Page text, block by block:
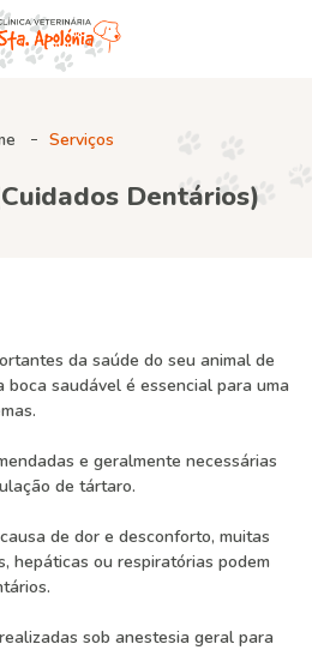
Serviços
Dentários)
da saúde do seu animal de
boca saudável é essencial para uma
e geralmente necessárias
de tártaro.
de dor e desconforto, muitas
hepáticas ou respiratórias podem
sob anestesia geral para